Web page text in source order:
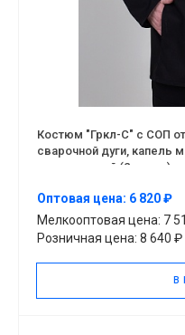
Костюм "Гркл-С" с СОП
сварочной дуги, капель
повреждений (2 класс)
Оптовая цена: 6 820 ₽
Мелкооптовая цена: 7
Розничная цена: 8 640 ₽
В